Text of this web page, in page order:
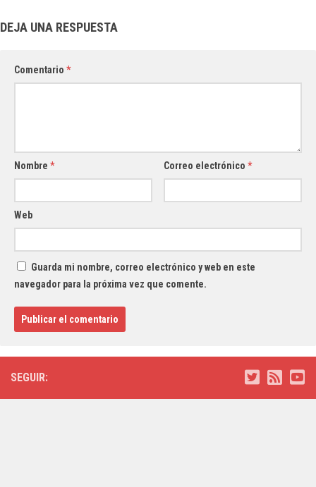
DEJA UNA RESPUESTA
Comentario *
Nombre * Correo electrónico*
Web
Guarda mi nombre, correo electrónico y web en este
navegador para la próxima vez que comente.
SEGUIR: